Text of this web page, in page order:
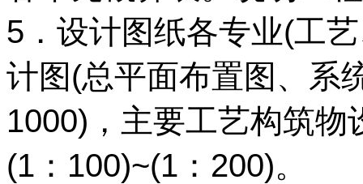
5．设计图纸各专业(工
计图(总平面布置图、系
1000)，主要工艺构筑
(1：100)~(1：200)。